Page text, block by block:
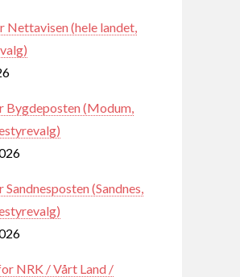
Nettavisen (hele landet,
Bygdeposten (Modum,
(Sandnes,
NRK / Vårt Land /